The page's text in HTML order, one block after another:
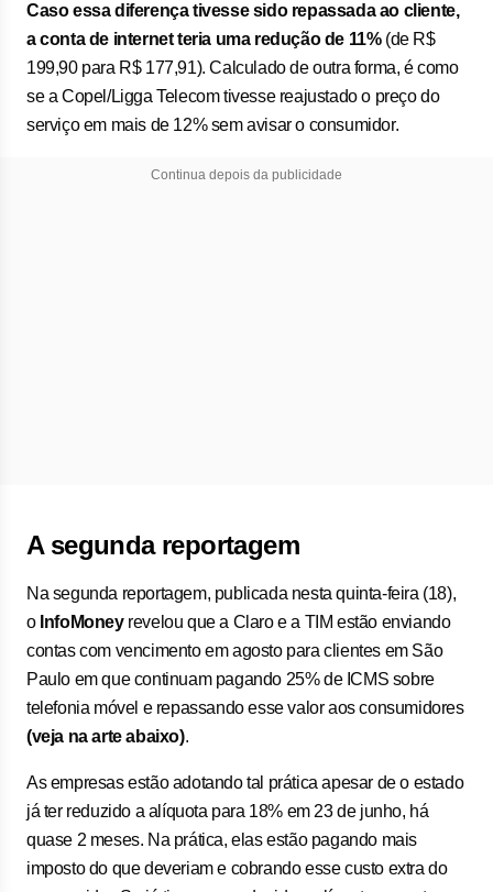
Caso essa diferença tivesse sido repassada ao cliente,
a conta de internet teria uma redução de 11%(de R$
199,90 para R$ 177,91). Calculado de outra forma, é como
se a Copel/Ligga Telecom tivesse reajustado o preço do
serviço em mais de 12% sem avisar o consumidor.
Continua depois da publicidade
A segunda reportagem
Na segunda reportagem, publicada nesta quinta-feira (18),
o InfoMoneyrevelou que a Claro e a TIM estão enviando
contas com vencimento em agosto para clientes em São
Paulo em que continuam pagando 25% de ICMS sobre
telefonia móvel e repassando esse valor aos consumidores
(veja na arte abaixo).
As empresas estão adotando tal prática apesar de o estado
já ter reduzido a alíquota para 18% em 23 de junho, há
quase 2 meses. Na prática, elas estão pagando mais
imposto do que deveriam e cobrando esse custo extra do